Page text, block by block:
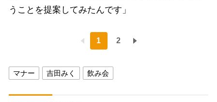
うことを提案してみたんです」
1 2
マナー 吉田みく 飲み会